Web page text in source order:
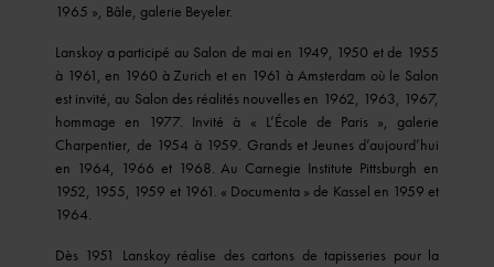
1965 », Bâle, galerie Beyeler.
Lanskoy a participé au Salon de mai en 1949, 1950 et de 1955
à 1961, en 1960 à Zurich et en 1961 à Amsterdam où le Salon
est invité, au Salon des réalités nouvelles en 1962, 1963, 1967,
hommage en 1977. Invité à « L’École de Paris », galerie
Charpentier, de 1954 à 1959. Grands et Jeunes d’aujourd’hui
en 1964, 1966 et 1968. Au Carnegie Institute Pittsburgh en
1952, 1955, 1959 et 1961. « Documenta » de Kassel en 1959 et
1964.
Dès 1951 Lanskoy réalise des cartons de tapisseries pour la